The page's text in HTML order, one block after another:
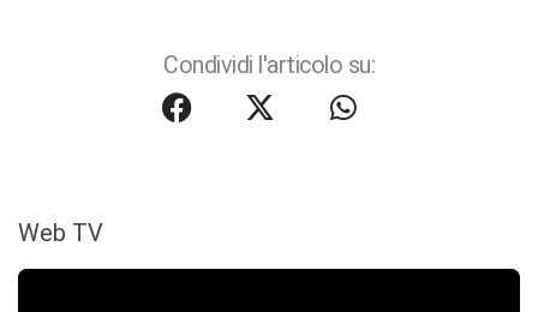
Condividi l'articolo su:
Web TV